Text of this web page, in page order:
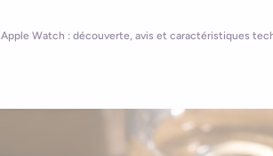
Apple Watch : découverte, avis et caractéristiques